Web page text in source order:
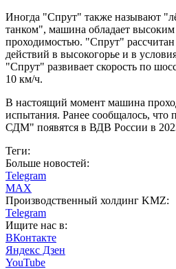
Иногда "Спрут" также называют
танком", машина обладает
проходимостью. "Спрут"
действий в высокогорье и в
"Спрут" развивает скорость по
10 км/ч.
В настоящий момент машина
испытания. Ранее сообщалось,
СДМ" появятся в ВДВ России в
Теги:
Больше новостей:
Telegram
MAX
Производственный холдинг KMZ:
Telegram
Ищите нас в:
ВКонтакте
Яндекс Дзен
YouTube